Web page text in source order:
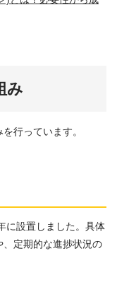
み
行っています。
に設置しました。具体
定期的な進捗状況の